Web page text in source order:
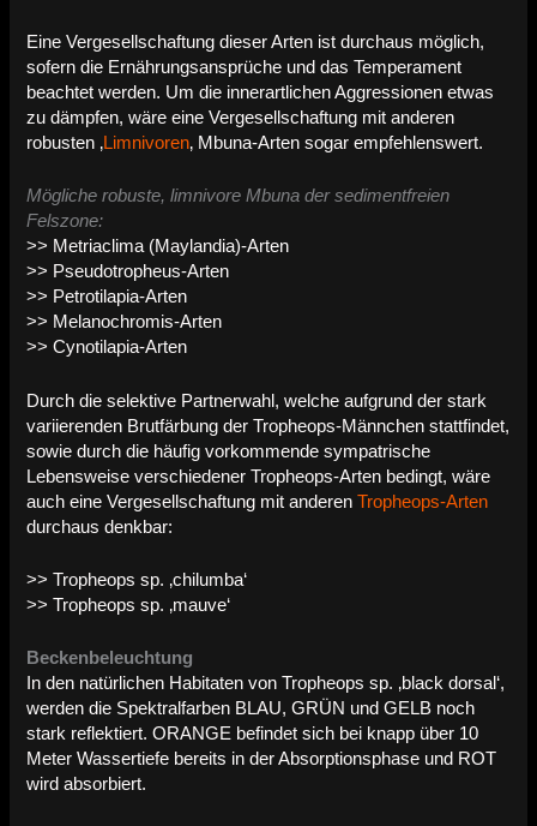
Eine Vergesellschaftung dieser Arten ist durchaus möglich,
sofern die Ernährungsansprüche und das Temperament
beachtet werden. Um die innerartlichen Aggressionen etwas
zu dämpfen, wäre eine Vergesellschaftung mit anderen
robusten ‚Limnivoren‚ Mbuna-Arten sogar empfehlenswert.
Mögliche robuste, limnivore Mbuna der sedimentfreien
Felszone:
>> Metriaclima (Maylandia)-Arten
>> Pseudotropheus-Arten
>> Petrotilapia-Arten
>> Melanochromis-Arten
>> Cynotilapia-Arten
Durch die selektive Partnerwahl, welche aufgrund der stark
variierenden Brutfärbung der Tropheops-Männchen stattfindet,
sowie durch die häufig vorkommende sympatrische
Lebensweise verschiedener Tropheops-Arten bedingt, wäre
auch eine Vergesellschaftung mit anderenTropheops-Arten
durchaus denkbar:
>> Tropheops sp. ‚chilumba‘
>> Tropheops sp. ‚mauve‘
Beckenbeleuchtung
In den natürlichen Habitaten von Tropheops sp. ‚black dorsal‘,
werden die Spektralfarben BLAU, GRÜN und GELB noch
stark reflektiert. ORANGE befindet sich bei knapp über 10
Meter Wassertiefe bereits in der Absorptionsphase und ROT
wird absorbiert.